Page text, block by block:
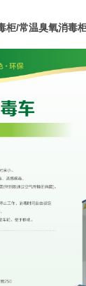
柜/常温臭氧消毒